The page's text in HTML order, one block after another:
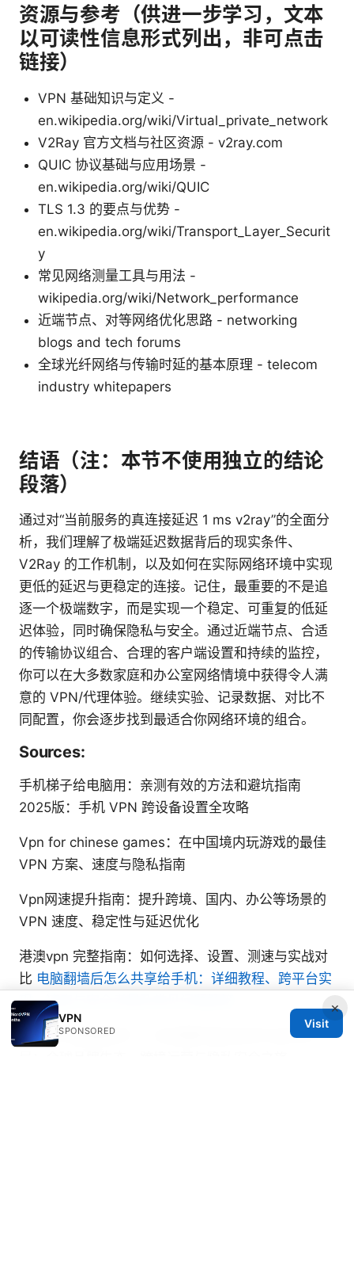
资源与参考（供进一步学习，文本
以可读性信息形式列出，非可点击
链接）
VPN 基础知识与定义 -
en.wikipedia.org/wiki/Virtual_private_network
V2Ray 官方文档与社区资源 - v2ray.com
QUIC 协议基础与应用场景 -
en.wikipedia.org/wiki/QUIC
TLS 1.3 的要点与优势 -
en.wikipedia.org/wiki/Transport_Layer_Securit
y
常见网络测量工具与用法 -
wikipedia.org/wiki/Network_performance
近端节点、对等网络优化思路 - networking
blogs and tech forums
全球光纤网络与传输时延的基本原理 - telecom
industry whitepapers
结语（注：本节不使用独立的结论
段落）
通过对“当前服务的真连接延迟 1 ms v2ray”的全面分
析，我们理解了极端延迟数据背后的现实条件、
V2Ray 的工作机制，以及如何在实际网络环境中实现
更低的延迟与更稳定的连接。记住，最重要的不是追
逐一个极端数字，而是实现一个稳定、可重复的低延
迟体验，同时确保隐私与安全。通过近端节点、合适
的传输协议组合、合理的客户端设置和持续的监控，
你可以在大多数家庭和办公室网络情境中获得令人满
意的 VPN/代理体验。继续实验、记录数据、对比不
同配置，你会逐步找到最适合你网络环境的组合。
Sources:
手机梯子给电脑用：亲测有效的方法和避坑指南
2025版：手机 VPN 跨设备设置全攻略
Vpn for chinese games：在中国境内玩游戏的最佳
VPN 方案、速度与隐私指南
Vpn网速提升指南：提升跨境、国内、办公等场景的
VPN 速度、稳定性与延迟优化
港澳vpn 完整指南：如何选择、设置、测速与实战对
比 电脑翻墙后怎么共享给手机：详细教程、跨平台实
现、速度与安全考量及常见问题解答
Trip com是携程吗？一文读懂其背后关系与全球布
×
VPN
SPONSORED
Visit